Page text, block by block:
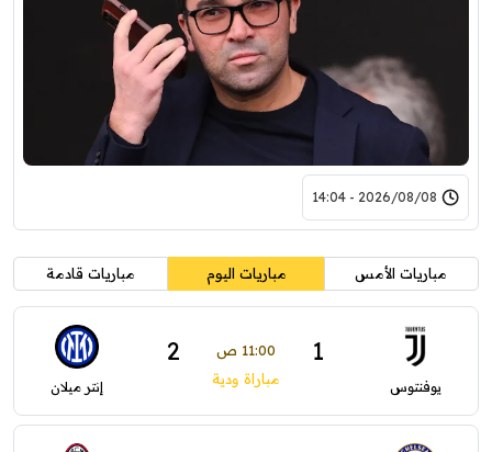
2026/08/08 - 14:04
مباريات الأمس مباريات اليوم مباريات قادمة
يوفنتوس
1 11:00 ص 2
مباراة ودية إنتر ميلان